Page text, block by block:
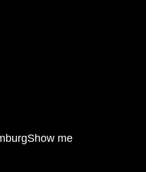
Show me